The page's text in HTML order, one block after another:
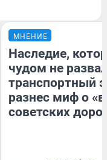
МНЕНИЕ
Наследие,
чудом не
транспортный
разнес миф о
советских